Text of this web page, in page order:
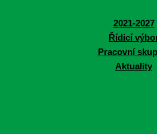
2021-2027
Řídicí
Pracovní
Aktuality